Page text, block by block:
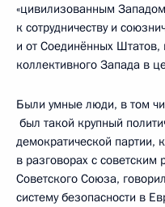
«цивилизованным
к сотрудничеству и
и от Соединённых Штатов,
коллективного Запада в
Были умные люди, в том
был такой крупный
демократической партии,
в разговорах с
Советского Союза,
систему безопасности в